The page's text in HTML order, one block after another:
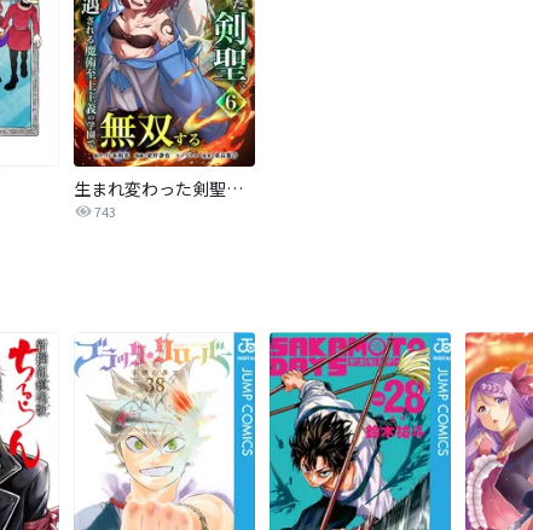
生まれ変わった剣聖、剣士が冷遇される魔術至上主義の学園で無双する【単行本版】
743